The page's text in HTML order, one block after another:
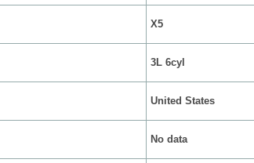
X5
3L 6cyl
United States
No data